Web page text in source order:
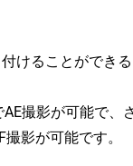
けることができ
撮影が可能で、
影が可能です。